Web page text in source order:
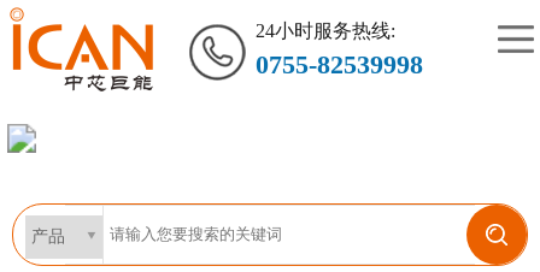
24小时服务热线:
0755-82539998